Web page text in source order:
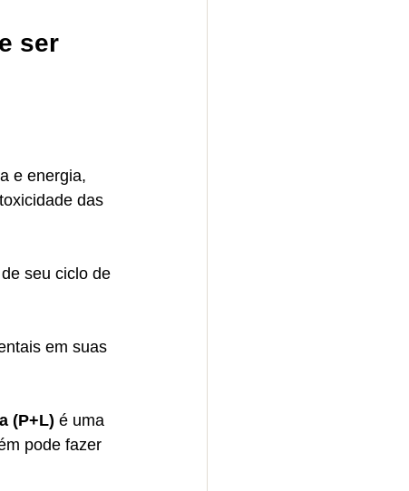
ser
e energia,
das
seu ciclo de
em suas
(P+L) é uma
pode fazer